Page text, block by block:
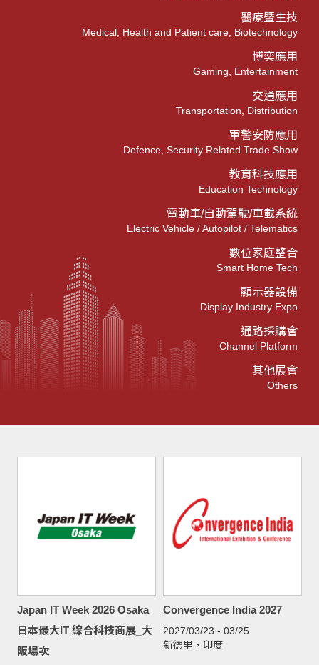
醫療暨生技
Medical, Health and Patient care, Biotechnology
博奕應用
Gaming, Entertainment
交通應用
Transportation, Distribution
軍警安防應用
Defence, Security Related Trade Show
教育科技應用
Education Technology
電動車/自動駕駛/車載系統
Electric Vehicle / Autopilot / Telematics
數位家庭整合
Smart Home Tech
顯示器設備
Display Industry Expo
通路採購會
Channel Platform
其他展會
Others
Japan IT Week 2026 Osaka
日本最大IT 綜合科技商展_大
阪場次
Convergence India 2027
2027/03/23 - 03/25
新德里，印度